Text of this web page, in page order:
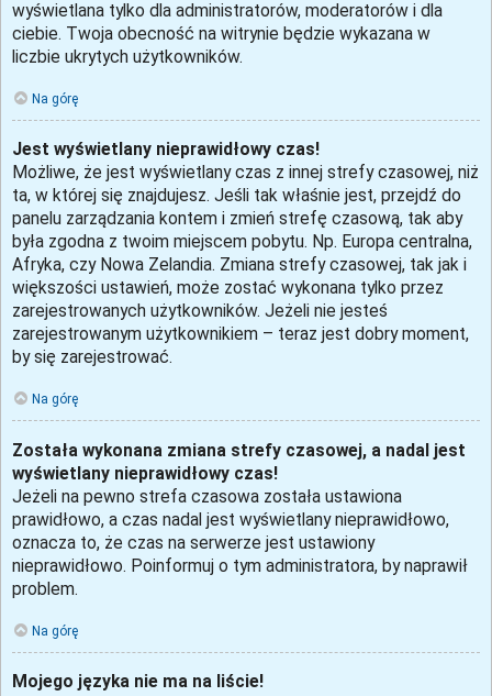
wyświetlana tylko dla administratorów, moderatorów i dla
ciebie. Twoja obecność na witrynie będzie wykazana w
liczbie ukrytych użytkowników.
Na górę
Jest wyświetlany nieprawidłowy czas!
Możliwe, że jest wyświetlany czas z innej strefy czasowej, niż
ta, w której się znajdujesz. Jeśli tak właśnie jest, przejdź do
panelu zarządzania kontem i zmień strefę czasową, tak aby
była zgodna z twoim miejscem pobytu. Np. Europa centralna,
Afryka, czy Nowa Zelandia. Zmiana strefy czasowej, tak jak i
większości ustawień, może zostać wykonana tylko przez
zarejestrowanych użytkowników. Jeżeli nie jesteś
zarejestrowanym użytkownikiem – teraz jest dobry moment,
by się zarejestrować.
Na górę
Została wykonana zmiana strefy czasowej, a nadal jest
wyświetlany nieprawidłowy czas!
Jeżeli na pewno strefa czasowa została ustawiona
prawidłowo, a czas nadal jest wyświetlany nieprawidłowo,
oznacza to, że czas na serwerze jest ustawiony
nieprawidłowo. Poinformuj o tym administratora, by naprawił
problem.
Na górę
Mojego języka nie ma na liście!